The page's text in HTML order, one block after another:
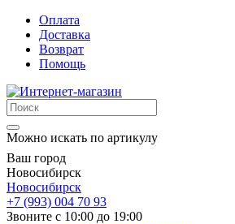
Оплата
Доставка
Возврат
Помощь
Можно искать по артикулу
Ваш город
Новосибирск
Новосибирск
+7 (993) 004 70 93
Звоните с 10:00 до 19:00